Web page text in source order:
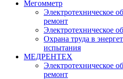
Мегомметр
Электротехническое
ремонт
Электротехническое
Охрана труда в
испытания
МЕДРЕНТЕХ
Электротехническое
ремонт